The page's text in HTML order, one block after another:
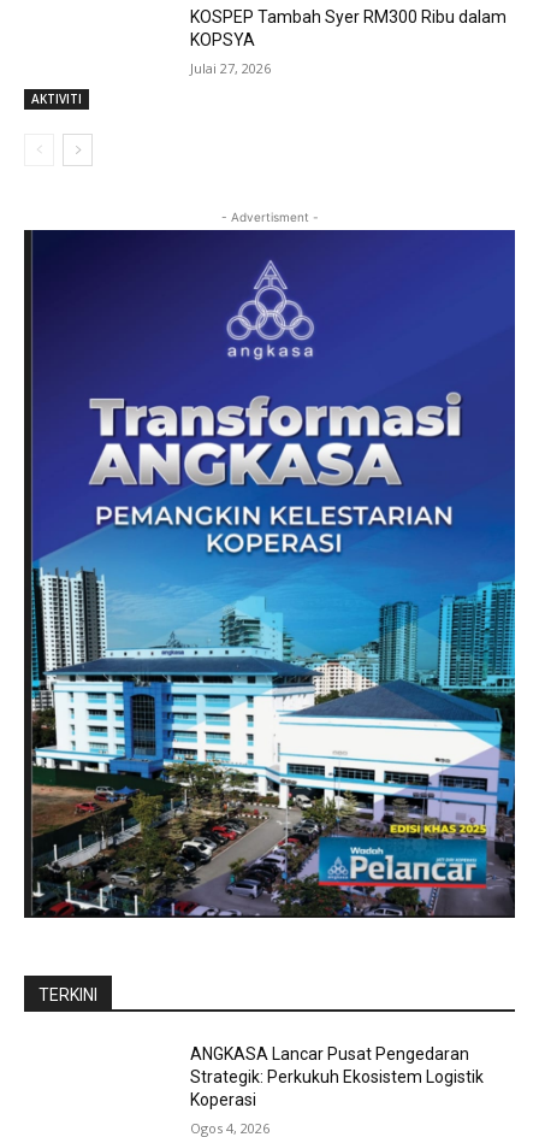
AKTIVITI
KOSPEP Tambah Syer RM300 Ribu dalam
KOPSYA
Julai 27, 2026
- Advertisment -
TERKINI
ANGKASA Lancar Pusat Pengedaran
Strategik: Perkukuh Ekosistem Logistik
Koperasi
Ogos 4, 2026